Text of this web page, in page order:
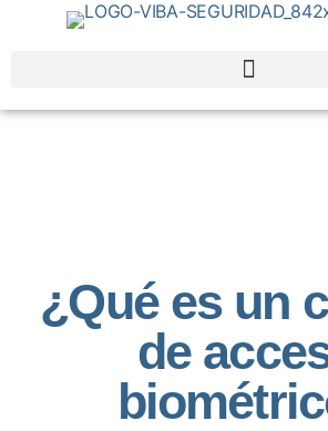
¿Qué es un
de